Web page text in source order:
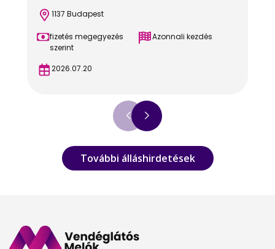
1137 Budapest
fizetés megegyezés
szerint
Azonnali kezdés
2026.07.20
További álláshirdetések